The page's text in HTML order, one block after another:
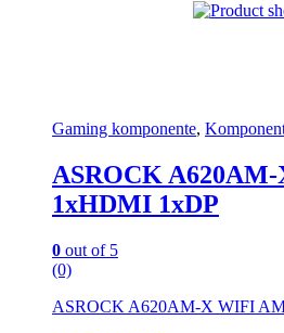
Gaming komponente,
ASROCK
1xHDMI 1xDP
0 out of 5
(0)
ASROCK A620AM-X WIFI